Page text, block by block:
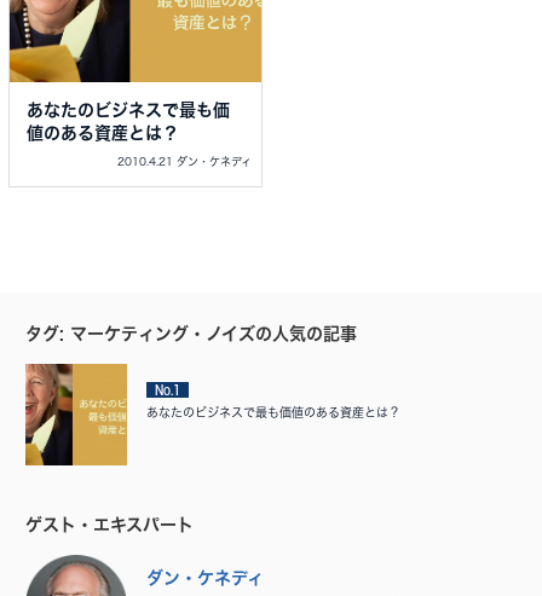
あなたのビジネスで最も価
値のある資産とは？
2010.4.21 ダン・ケネディ
タグ: マーケティング・ノイズの人気の記事
No.1
あなたのビジネスで最も価値のある資産とは？
ゲスト・エキスパート
ダン・ケネディ